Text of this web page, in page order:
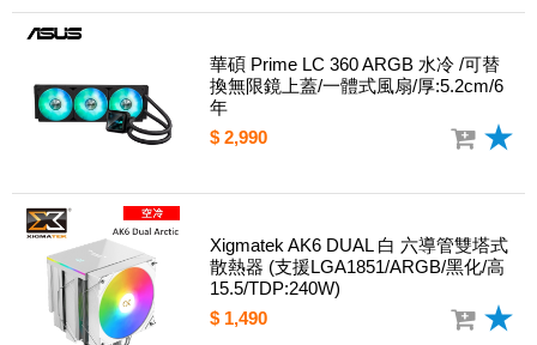
華碩 Prime LC 360 ARGB 水冷 /可替
換無限鏡上蓋/一體式風扇/厚:5.2cm/6
年
$ 2,990
Xigmatek AK6 DUAL 白 六導管雙塔式
散熱器 (支援LGA1851/ARGB/黑化/高
15.5/TDP:240W)
$ 1,490